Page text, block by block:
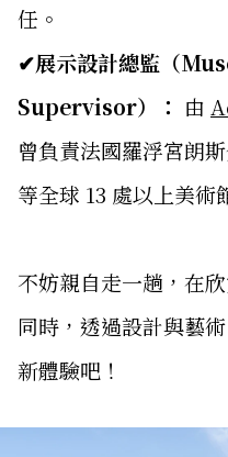
任。
✔展示設計總監（
Supervisor）： 由
曾負責法國羅浮宮朗
等全球 13 處以上美術
不妨親自走一趟，在
同時，透過設計與藝
新體驗吧！